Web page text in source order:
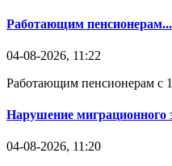
Работающим пенсионерам...
04-08-2026, 11:22
Работающим пенсионерам с
Нарушение миграционного
04-08-2026, 11:20